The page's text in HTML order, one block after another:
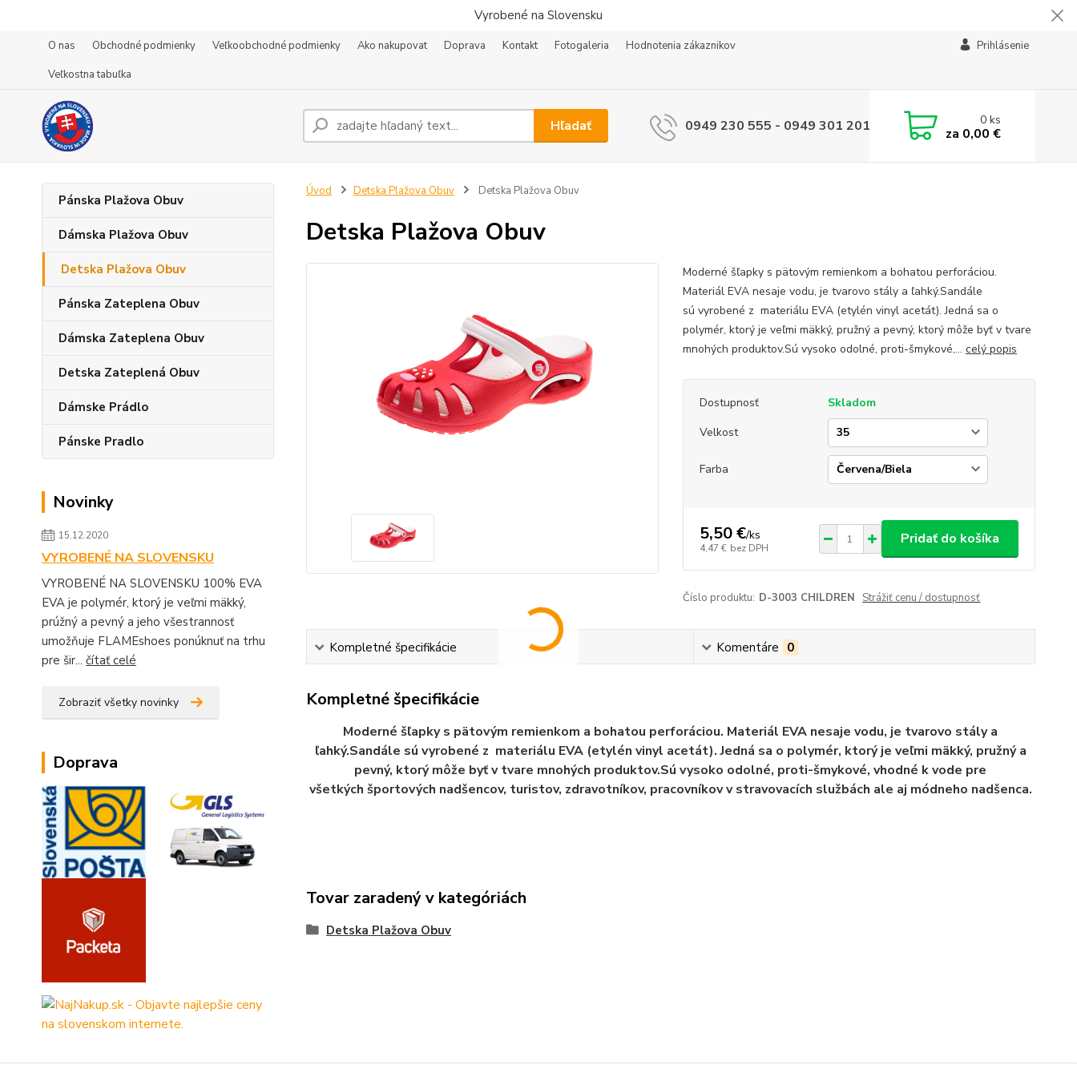
Vyrobené na Slovensku
O nas Obchodné podmienky Veľkoobchodné podmienky Ako nakupovat Doprava Kontakt Fotogaleria
Hodnotenia zákaznikov
Veľkostna tabuľka
Prihlásenie
Hľadať 0949 230 555 - 0949 301 201 0ks
za 0,00 €
Pánska Plažova Obuv
Dámska Plažova Obuv
Detska Plažova Obuv
Pánska Zateplena Obuv
Dámska Zateplena Obuv
Detska Zateplená Obuv
Dámske Prádlo
Pánske Pradlo
Novinky
15.12.2020
VYROBENÉ NA SLOVENSKU
VYROBENÉ NA SLOVENSKU 100% EVA
EVA je polymér, ktorý je veľmi mäkký,
prúžný a pevný a jeho všestrannosť
umožňuje FLAMEshoes ponúknuť na trhu
pre šir... čítať celé
Zobraziť všetky novinky
Doprava
Úvod Detska Plažova Obuv Detska Plažova Obuv
Detska Plažova Obuv
Moderné šľapky s pätovým remienkom a bohatou perforáciou.
Materiál EVA nesaje vodu, je tvarovo stály a ľahký.Sandále
sú vyrobené z materiálu EVA (etylén vinyl acetát). Jedná sa o
polymér, ktorý je veľmi mäkký, pružný a pevný, ktorý môže byť v tvare
mnohých produktov.Sú vysoko odolné, proti-šmykové,... celý popis
Dostupnosť
Skladom
Velkost
Farba
5,50 €/ks
4,47 € bez DPH
Pridať do košíka
Číslo produktu: D-3003 CHILDREN Strážiť cenu / dostupnosť
Kompletné špecifikácie Komentáre 0
Kompletné špecifikácie
Moderné šľapky s pätovým remienkom a bohatou perforáciou. Materiál EVA nesaje vodu, je tvarovo stály a
ľahký.Sandále sú vyrobené z materiálu EVA (etylén vinyl acetát). Jedná sa o polymér, ktorý je veľmi mäkký, pružný a
pevný, ktorý môže byť v tvare mnohých produktov.Sú vysoko odolné, proti-šmykové, vhodné k vode pre
všetkých športových nadšencov, turistov, zdravotníkov, pracovníkov v stravovacích službách ale aj módneho nadšenca.
Tovar zaradený v kategóriách
Detska Plažova Obuv